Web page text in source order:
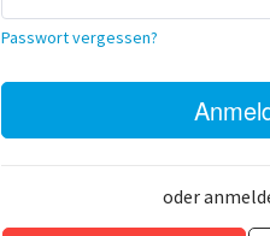
Passwort vergessen?
oder